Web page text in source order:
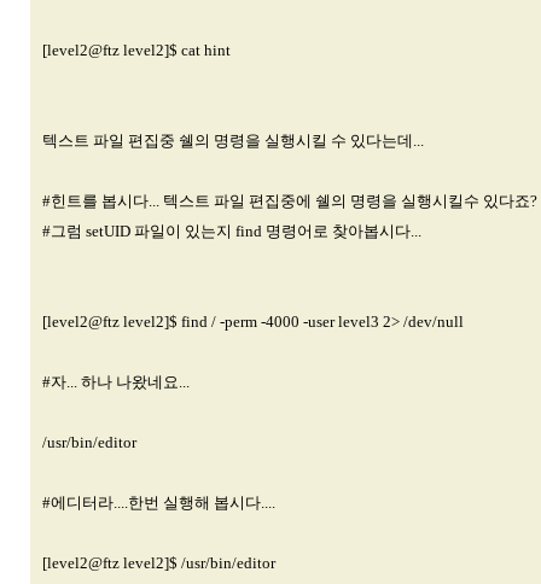
[level2@ftz level2]$ cat hint
텍스트 파일 편집중 쉘의 명령을 실행시킬 수 있다는데...
#힌트를 봅시다... 텍스트 파일 편집중에 쉘의 명령을 실행시킬수 있다죠?
#그럼 setUID 파일이 있는지 find 명령어로 찾아봅시다...
[level2@ftz level2]$ find / -perm -4000 -user level3 2> /dev/null
#자... 하나 나왔네요...
/usr/bin/editor
#에디터라....한번 실행해 봅시다....
[level2@ftz level2]$ /usr/bin/editor